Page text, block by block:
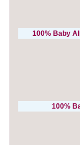
100% Baby
100%